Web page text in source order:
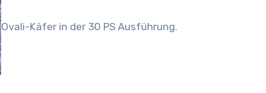
Ovali-Käfer in der 30 PS Ausführung.